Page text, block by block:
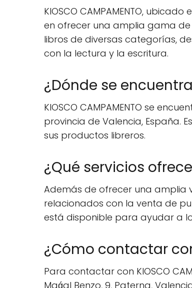
KIOSCO CAMPAMENTO,
en ofrecer una amplia gama
libros de diversas categorías,
con la lectura y la escritura.
¿Dónde se encuentra
KIOSCO CAMPAMENTO se
provincia de Valencia, España.
sus productos libreros.
¿Qué servicios ofrece
Además de ofrecer una amplia
relacionados con la venta de
está disponible para ayudar a
¿Cómo contactar con
Para contactar con KIOSCO
Maǵal Benzo, 9, Paterna,